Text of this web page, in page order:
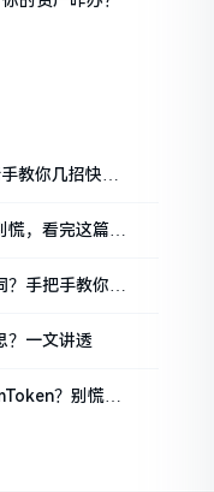
教你几招快速
，看完这篇就
手把手教你找
？一文讲透
？别慌，